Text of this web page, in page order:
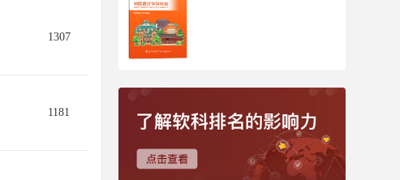
1307
1181